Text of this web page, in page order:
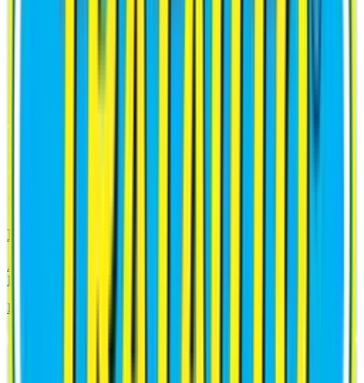
MOTORRADKETTENSPRAY
Additiv neuester Generation, entwickelt zur Schmierung und
Behandlung von Motorradketten. Anti-Tropf Spezialformel.
Datenblatt Analysieren